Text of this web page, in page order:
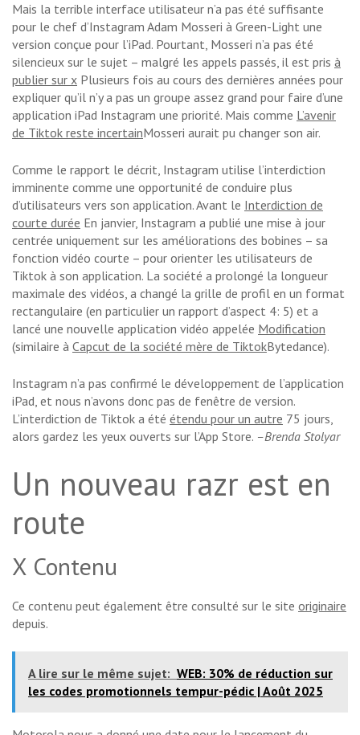
Mais la terrible interface utilisateur n’a pas été suffisante
pour le chef d’Instagram Adam Mosseri à Green-Light une
version conçue pour l’iPad. Pourtant, Mosseri n’a pas été
silencieux sur le sujet – malgré les appels passés, il est pris à
publier sur x Plusieurs fois au cours des dernières années pour
expliquer qu’il n’y a pas un groupe assez grand pour faire d’une
application iPad Instagram une priorité. Mais comme L’avenir
de Tiktok reste incertainMosseri aurait pu changer son air.
Comme le rapport le décrit, Instagram utilise l’interdiction
imminente comme une opportunité de conduire plus
d’utilisateurs vers son application. Avant le Interdiction de
courte durée En janvier, Instagram a publié une mise à jour
centrée uniquement sur les améliorations des bobines – sa
fonction vidéo courte – pour orienter les utilisateurs de
Tiktok à son application. La société a prolongé la longueur
maximale des vidéos, a changé la grille de profil en un format
rectangulaire (en particulier un rapport d’aspect 4: 5) et a
lancé une nouvelle application vidéo appelée Modification
(similaire à Capcut de la société mère de TiktokBytedance).
Instagram n’a pas confirmé le développement de l’application
iPad, et nous n’avons donc pas de fenêtre de version.
L’interdiction de Tiktok a été étendu pour un autre 75 jours,
alors gardez les yeux ouverts sur l’App Store. –Brenda Stolyar
Un nouveau razr est en
route
X Contenu
Ce contenu peut également être consulté sur le site originaire
depuis.
A lire sur le même sujet: WEB: 30% de réduction sur
les codes promotionnels tempur-pédic | Août 2025